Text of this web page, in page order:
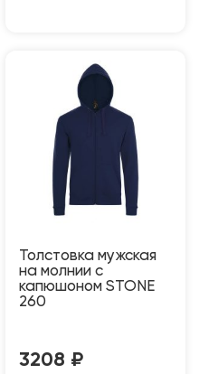
Толстовка мужская
на молнии с
капюшоном STONE
260
3208 ₽